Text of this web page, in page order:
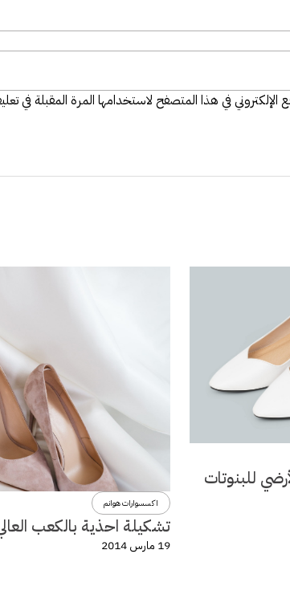
في هذا المتصفح لاستخدامها المرة المقبلة في
للبنوتات
اكسسوارات هوانم
تشكيلة احذية بالكعب
19 مارس 2014